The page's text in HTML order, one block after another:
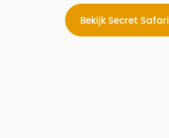
Bekijk Secret Safari